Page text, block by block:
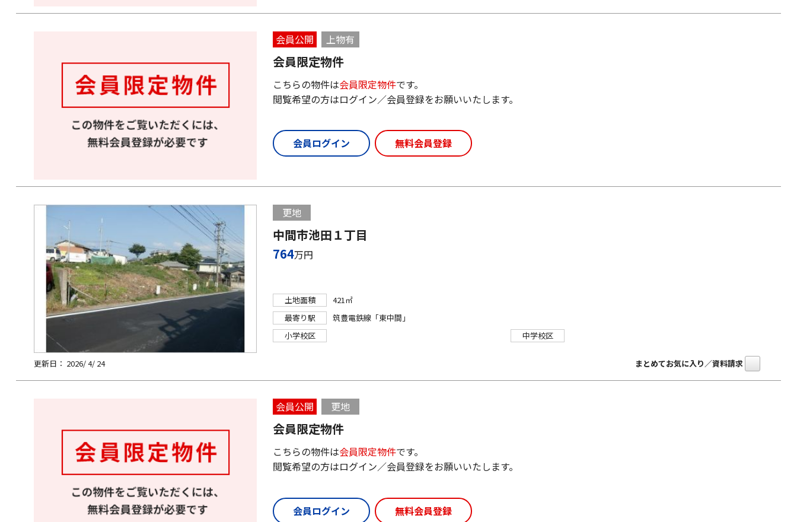
会員公開 上物有
会員限定物件
こちらの物件は会員限定物件です。
閲覧希望の方はログイン／会員登録をお願いいたします。
会員ログイン 無料会員登録
更地
中間市池田１丁目
764万円
土地面積
421㎡
最寄り駅
筑豊電鉄線「東中間」
小学校区
中学校区
更新日： 2026/ 4/ 24 まとめてお気に入り／資料請求
会員公開 更地
会員限定物件
こちらの物件は会員限定物件です。
閲覧希望の方はログイン／会員登録をお願いいたします。
会員ログイン 無料会員登録